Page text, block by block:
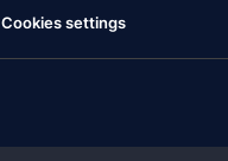
Cookies settings